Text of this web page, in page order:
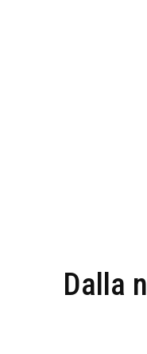
Dalla